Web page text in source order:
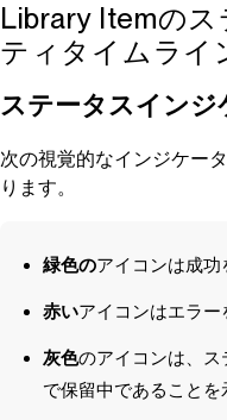
Library Itemの
ティタイムライ
ステータスインジ
次の視覚的なインジケー
ります。
緑色のアイコンは成功
赤いアイコンはエラー
灰色のアイコンは、ス
で保留中であることを